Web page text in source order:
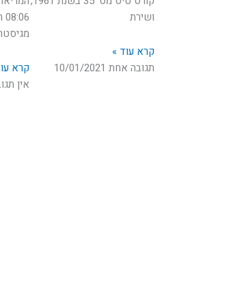
ושירת
קרא עוד »
תגובה אחת 10/01/2021
קרא
אין